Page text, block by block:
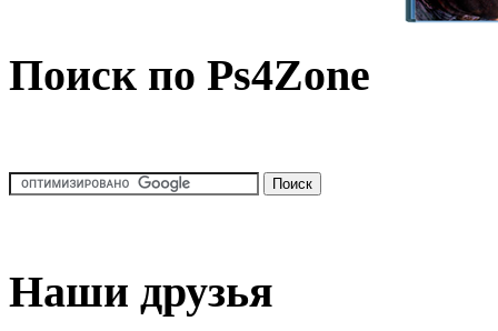
Поиск по Ps4Zone
Наши друзья